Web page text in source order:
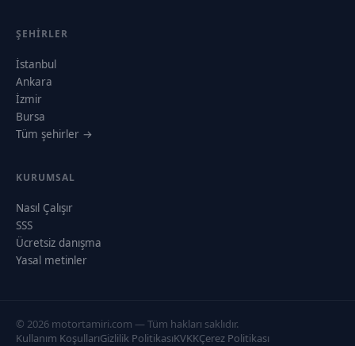
ŞEHIRLER
İstanbul
Ankara
İzmir
Bursa
Tüm şehirler →
KURUMSAL
Nasıl Çalışır
SSS
Ücretsiz danışma
Yasal metinler
© 2026 motortamiri.com — Tüm hakları saklıdır.
Kullanım KoşullarıGizlilik PolitikasıKVKKÇerez Politikası